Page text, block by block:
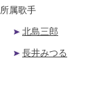
所属歌手
北島三郎
長井みつる